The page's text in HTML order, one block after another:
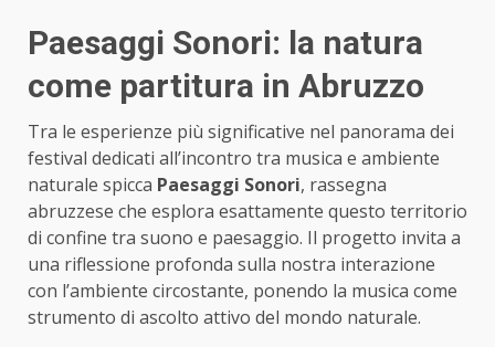
Paesaggi Sonori: la natura
come partitura in Abruzzo
Tra le esperienze più significative nel panorama dei
festival dedicati all’incontro tra musica e ambiente
naturale spicca Paesaggi Sonori, rassegna
abruzzese che esplora esattamente questo territorio
di confine tra suono e paesaggio. Il progetto invita a
una riflessione profonda sulla nostra interazione
con l’ambiente circostante, ponendo la musica come
strumento di ascolto attivo del mondo naturale.